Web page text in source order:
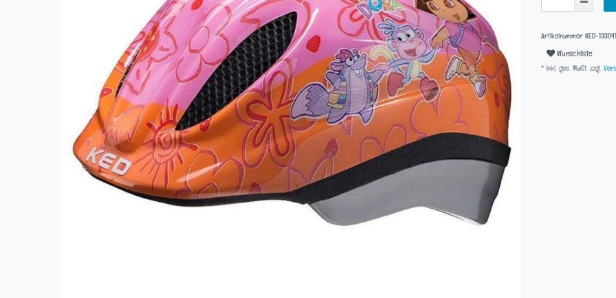
Artikelnummer KED-
Wunschliste
* inkl. ges. MwSt. zzgl.